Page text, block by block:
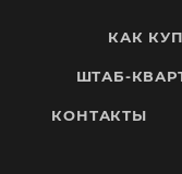
КАК
ШТАБ-
КОНТАКТЫ